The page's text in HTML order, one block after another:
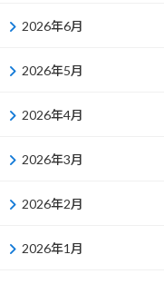
2026年6月
2026年5月
2026年4月
2026年3月
2026年2月
2026年1月